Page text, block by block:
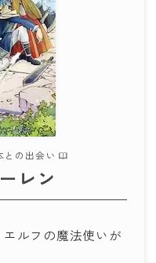
との出会い
レン
ルフの魔法使いが